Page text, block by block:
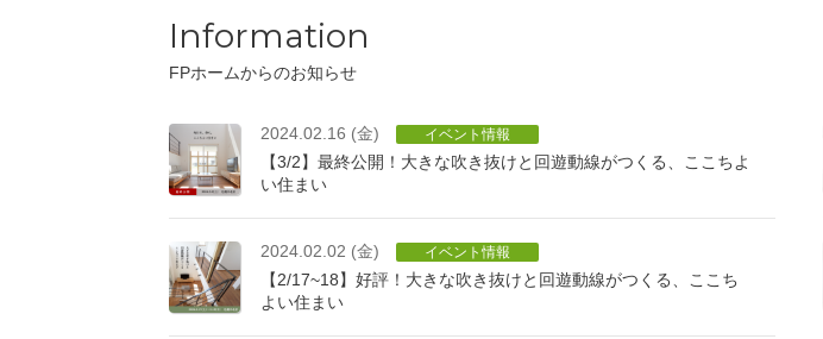
Information
FPホームからのお知らせ
2024.02.16 (金) イベント情報
【3/2】最終公開！大きな吹き抜けと回遊動線がつくる、ここちよ
い住まい
2024.02.02 (金) イベント情報
【2/17~18】好評！大きな吹き抜けと回遊動線がつくる、ここち
よい住まい